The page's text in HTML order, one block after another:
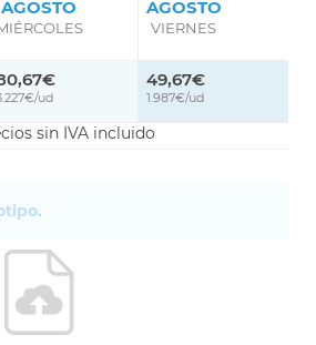
AGOSTO AGOSTO
VIERNES
ud
49,67€
1.987€/ud
sin IVA incluido